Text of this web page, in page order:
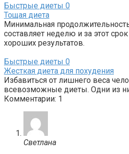
Быстрые диеты 0
Тощая диета
Минимальная
составляет неделю и за этот
хороших результатов.
Быстрые диеты 0
Жесткая диета для похудения
Избавиться от лишнего веса
всевозможные диеты. Одни из
Комментарии: 1
Светлана